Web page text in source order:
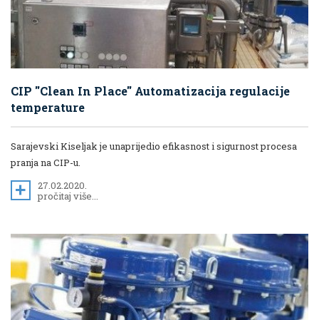
CIP "Clean In Place" Automatizacija regulacije
temperature
Sarajevski Kiseljak je unaprijedio efikasnost i sigurnost procesa
pranja na CIP-u.
27.02.2020.
pročitaj više...